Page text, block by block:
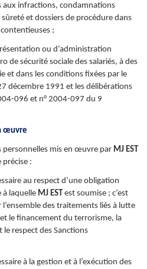
aux infractions, condamnations
et dossiers de procédure dans
;
ou d’administration
de sécurité sociale des salariés, à des
et dans les conditions fixées par le
décembre 1991 et les délibérations
096 et n° 2004-097 du 9
œuvre
personnelles mis en œuvre par MJ EST
précise :
au respect d’une obligation
à laquelle MJ ESTest soumise ; c’est
des traitements liés à lutte
le financement du terrorisme, la
respect des Sanctions
à la gestion et à l’exécution des